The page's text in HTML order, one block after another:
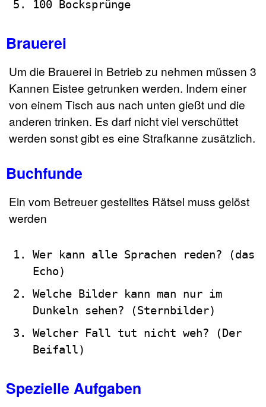
100 Bocksprünge
Brauerei
Um die Brauerei in Betrieb zu nehmen müssen 3
Kannen Eistee getrunken werden. Indem einer
von einem Tisch aus nach unten gießt und die
anderen trinken. Es darf nicht viel verschüttet
werden sonst gibt es eine Strafkanne zusätzlich.
Buchfunde
Ein vom Betreuer gestelltes Rätsel muss gelöst
werden
Wer kann alle Sprachen reden? (das
Echo)
Welche Bilder kann man nur im
Dunkeln sehen? (Sternbilder)
Welcher Fall tut nicht weh? (Der
Beifall)
Spezielle Aufgaben